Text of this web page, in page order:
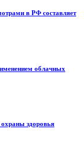
в РФ составляет
облачных
здоровья